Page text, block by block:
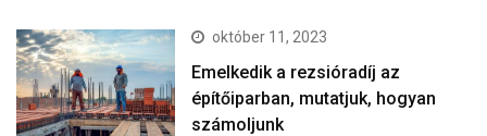
október 11, 2023
Emelkedik a rezsióradíj az
építőiparban, mutatjuk, hogyan
számoljunk